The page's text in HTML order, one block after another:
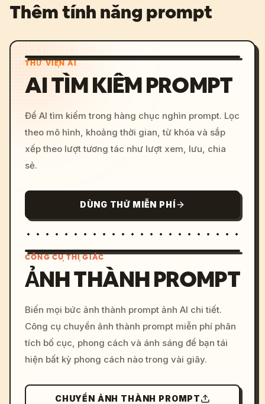
Thêm tính năng prompt
THƯ VIỆN AI
AI TÌM KIẾM PROMPT
Để AI tìm kiếm trong hàng chục nghìn prompt. Lọc
theo mô hình, khoảng thời gian, từ khóa và sắp
xếp theo lượt tương tác như lượt xem, lưu, chia
sẻ.
DÙNG THỬ MIỄN PHÍ
c, cyberpunk sunset, neon
colors, 8k --v 6.0
CÔNG CỤ THỊ GIÁC
ẢNH THÀNH PROMPT
Biến mọi bức ảnh thành prompt ảnh AI chi tiết.
Công cụ chuyển ảnh thành prompt miễn phí phân
tích bố cục, phong cách và ánh sáng để bạn tái
hiện bất kỳ phong cách nào trong vài giây.
CHUYỂN ẢNH THÀNH PROMPT